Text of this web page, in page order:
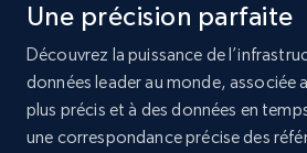
2.1K+ 375+
Amazon products global
Une précision parfaite
Découvrez la puissance de
données leader au monde, associée
plus précis et à des données en
une correspondance précise des